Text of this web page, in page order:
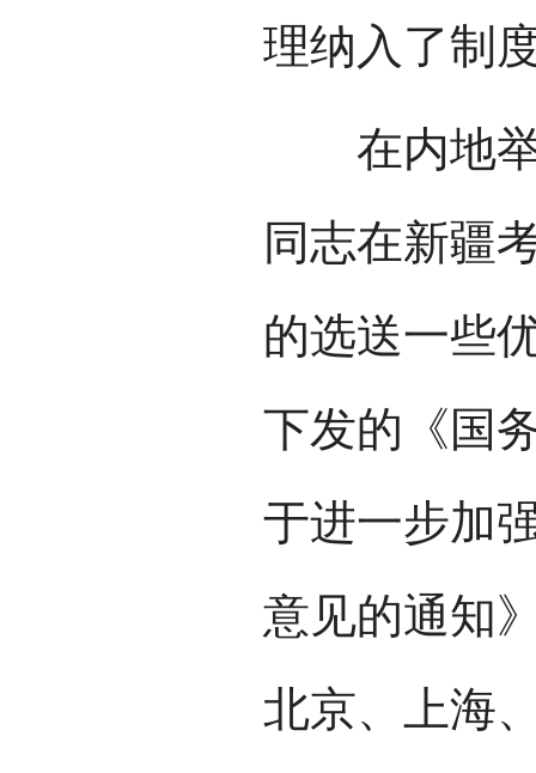
理纳入了制
在内地举
同志在新疆
的选送一些
下发的《国
于进一步加
意见的通知
北京、上海